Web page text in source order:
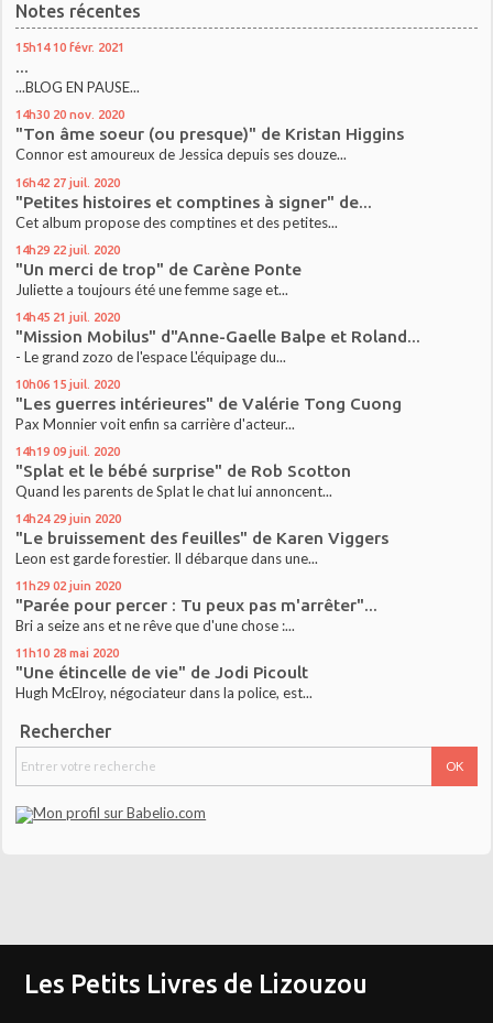
Notes récentes
15h14 10 févr. 2021
...
...BLOG EN PAUSE...
14h30 20 nov. 2020
"Ton âme soeur (ou presque)" de Kristan Higgins
Connor est amoureux de Jessica depuis ses douze...
16h42 27 juil. 2020
"Petites histoires et comptines à signer" de...
Cet album propose des comptines et des petites...
14h29 22 juil. 2020
"Un merci de trop" de Carène Ponte
Juliette a toujours été une femme sage et...
14h45 21 juil. 2020
"Mission Mobilus" d"Anne-Gaelle Balpe et Roland...
- Le grand zozo de l'espace L'équipage du...
10h06 15 juil. 2020
"Les guerres intérieures" de Valérie Tong Cuong
Pax Monnier voit enfin sa carrière d'acteur...
14h19 09 juil. 2020
"Splat et le bébé surprise" de Rob Scotton
Quand les parents de Splat le chat lui annoncent...
14h24 29 juin 2020
"Le bruissement des feuilles" de Karen Viggers
Leon est garde forestier. Il débarque dans une...
11h29 02 juin 2020
"Parée pour percer : Tu peux pas m'arrêter"...
Bri a seize ans et ne rêve que d'une chose :...
11h10 28 mai 2020
"Une étincelle de vie" de Jodi Picoult
Hugh McElroy, négociateur dans la police, est...
Rechercher
Les Petits Livres de Lizouzou